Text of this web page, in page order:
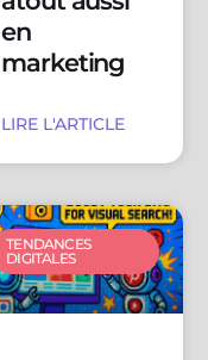
en
marketing
LIRE L'ARTICLE
TENDANCES
DIGITALES